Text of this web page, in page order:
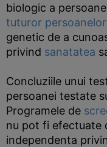
biologic a
tuturor persoanelor
genetic de a
privind sanatatea
Concluziile unui
persoanei testate
Programele de
nu pot fi efectuate
independenta